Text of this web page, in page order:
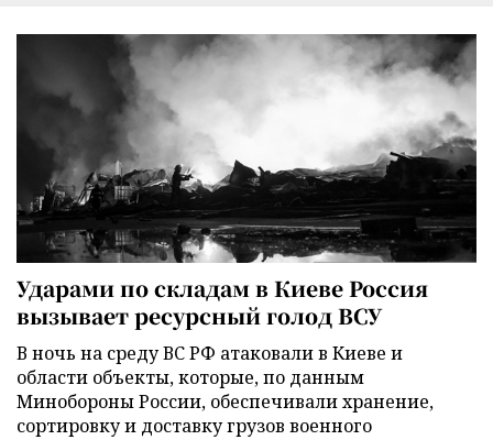
Ударами по складам в Киеве Россия
вызывает ресурсный голод ВСУ
В ночь на среду ВС РФ атаковали в Киеве и
области объекты, которые, по данным
Минобороны России, обеспечивали хранение,
сортировку и доставку грузов военного